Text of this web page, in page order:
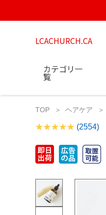
LCACHURCH.CA
カテゴリ一
覧
TOP ヘアケア
(2554)